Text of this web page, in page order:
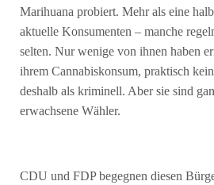
Marihuana probiert. Mehr als eine
aktuelle Konsumenten – manche
selten. Nur wenige von ihnen haben
ihrem Cannabiskonsum, praktisch
deshalb als kriminell. Aber sie sind
erwachsene Wähler.
CDU und FDP begegnen diesen